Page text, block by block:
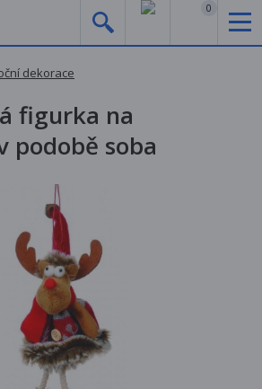
0
dekorace
figurka na
podobě soba